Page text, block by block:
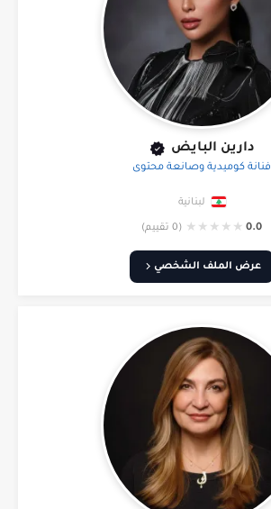
دارين البايض
فنانة كوميدية وصانعة محتوى
لبنانية
0.0
★
★
★
★
★ (0 تقييم)
عرض الملف الشخصي